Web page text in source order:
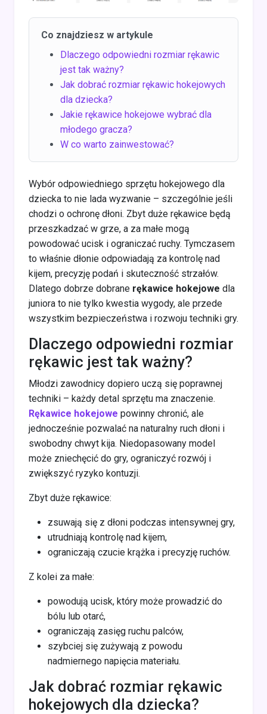
Co znajdziesz w artykule
Dlaczego odpowiedni rozmiar rękawic
jest tak ważny?
Jak dobrać rozmiar rękawic hokejowych
dla dziecka?
Jakie rękawice hokejowe wybrać dla
młodego gracza?
W co warto zainwestować?
Wybór odpowiedniego sprzętu hokejowego dla
dziecka to nie lada wyzwanie – szczególnie jeśli
chodzi o ochronę dłoni. Zbyt duże rękawice będą
przeszkadzać w grze, a za małe mogą
powodować ucisk i ograniczać ruchy. Tymczasem
to właśnie dłonie odpowiadają za kontrolę nad
kijem, precyzję podań i skuteczność strzałów.
Dlatego dobrze dobrane rękawice hokejowe dla
juniora to nie tylko kwestia wygody, ale przede
wszystkim bezpieczeństwa i rozwoju techniki gry.
Dlaczego odpowiedni rozmiar
rękawic jest tak ważny?
Młodzi zawodnicy dopiero uczą się poprawnej
techniki – każdy detal sprzętu ma znaczenie.
Rękawice hokejowe powinny chronić, ale
jednocześnie pozwalać na naturalny ruch dłoni i
swobodny chwyt kija. Niedopasowany model
może zniechęcić do gry, ograniczyć rozwój i
zwiększyć ryzyko kontuzji.
Zbyt duże rękawice:
zsuwają się z dłoni podczas intensywnej gry,
utrudniają kontrolę nad kijem,
ograniczają czucie krążka i precyzję ruchów.
Z kolei za małe:
powodują ucisk, który może prowadzić do
bólu lub otarć,
ograniczają zasięg ruchu palców,
szybciej się zużywają z powodu
nadmiernego napięcia materiału.
Jak dobrać rozmiar rękawic
hokejowych dla dziecka?